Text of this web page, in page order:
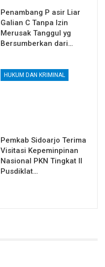
Penambang P asir Liar
Galian C Tanpa Izin
Merusak Tanggul yg
Bersumberkan dari…
HUKUM DAN KRIMINAL
Pemkab Sidoarjo Terima
Visitasi Kepeminpinan
Nasional PKN Tingkat II
Pusdiklat…